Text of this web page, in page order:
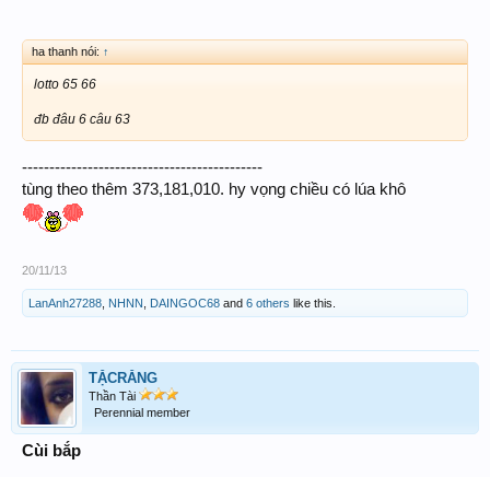
ha thanh nói: ↑
lotto 65 66
đb đâu 6 câu 63
--------------------------------------------
tùng theo thêm 373,181,010. hy vọng chiều có lúa khô
20/11/13
LanAnh27288 NHNN DAINGOC68 and 6 others like this.
TẶCRĂNG
Thần Tài
Perennial member
Cùi bắp